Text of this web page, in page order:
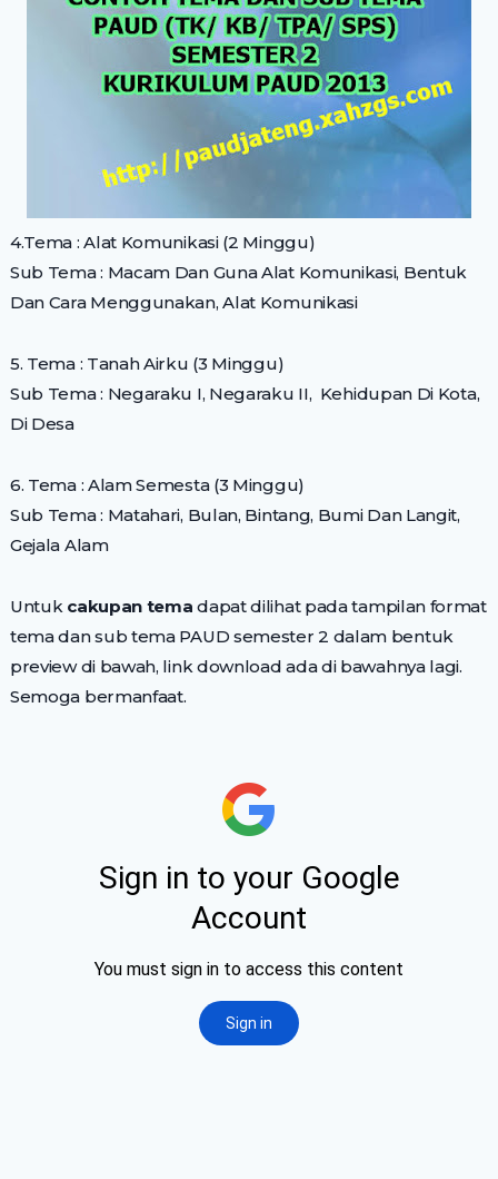
4.Tema : Alat Komunikasi (2 Minggu)
Sub Tema : Macam Dan Guna Alat Komunikasi, Bentuk
Dan Cara Menggunakan, Alat Komunikasi
5. Tema : Tanah Airku (3 Minggu)
Sub Tema : Negaraku I, Negaraku II, Kehidupan Di Kota,
Di Desa
6. Tema : Alam Semesta (3 Minggu)
Sub Tema : Matahari, Bulan, Bintang, Bumi Dan Langit,
Gejala Alam
Untuk cakupan tema dapat dilihat pada tampilan format
tema dan sub tema PAUD semester 2 dalam bentuk
preview di bawah, link download ada di bawahnya lagi.
Semoga bermanfaat.